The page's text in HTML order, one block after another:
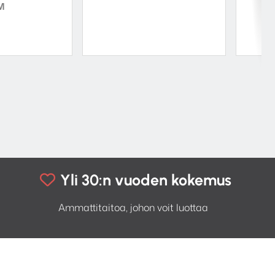
Yli 30:n vuoden kokemus
Ammattitaitoa, johon voit luottaa